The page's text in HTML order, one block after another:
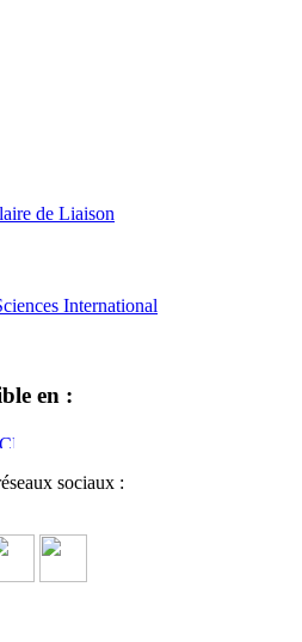
de Liaison
International
en :
sociaux :